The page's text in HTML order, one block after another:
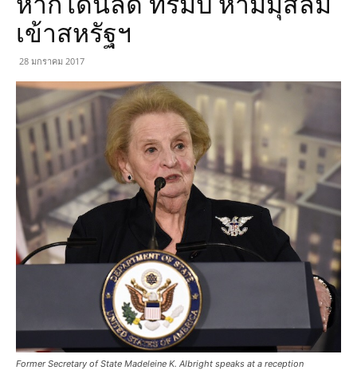
เข้าสหรัฐฯ
28 มกราคม 2017
Former Secretary of State Madeleine K. Albright speaks at a reception